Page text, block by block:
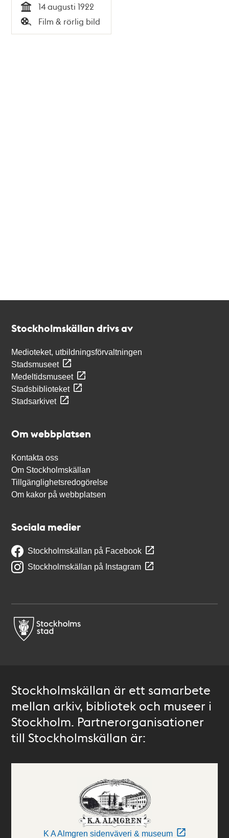
Tid
14 augusti 1922
Typ
Film & rörlig bild
Stockholmskällan drivs av
Medioteket, utbildningsförvaltningen
Stadsmuseet
Medeltidsmuseet
Stadsbiblioteket
Stadsarkivet
Om webbplatsen
Kontakta oss
Om Stockholmskällan
Tillgänglighetsredogörelse
Om kakor på webbplatsen
Sociala medier
Stockholmskällan på Facebook
Stockholmskällan på Instagram
Stockholmskällan är ett samarbete
mellan arkiv, bibliotek och museer i
Stockholm. Partnerorganisationer
till Stockholmskällan är:
K A Almgren sidenväveri & museum